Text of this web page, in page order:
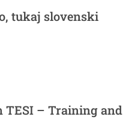
tukaj slovenski
TESI – Training and